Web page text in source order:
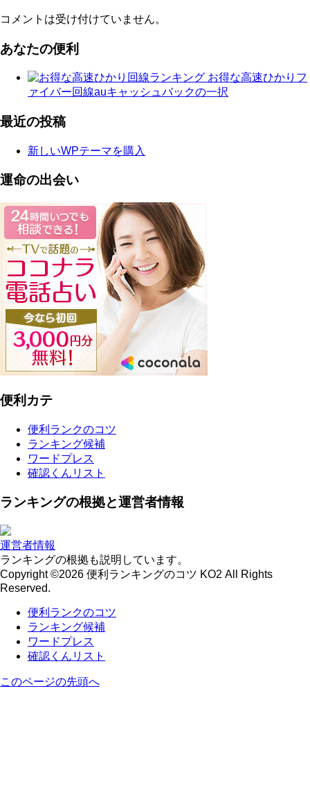
コメントは受け付けていません。
あなたの便利
お得な高速ひかりフ
ァイバー回線auキャッシュバックの一択
最近の投稿
新しいWPテーマを購入
運命の出会い
便利カテ
便利ランクのコツ
ランキング候補
ワードプレス
確認くんリスト
ランキングの根拠と運営者情報
運営者情報
ランキングの根拠も説明しています。
Copyright ©2026 便利ランキングのコツ KO2 All Rights
Reserved.
便利ランクのコツ
ランキング候補
ワードプレス
確認くんリスト
このページの先頭へ